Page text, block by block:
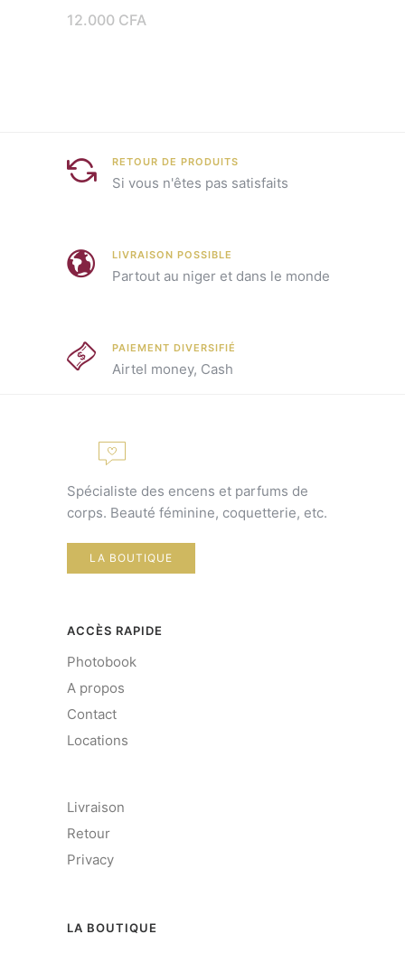
12.000 CFA
RETOUR DE PRODUITS
Si vous n'êtes pas satisfaits
LIVRAISON POSSIBLE
Partout au niger et dans le monde
PAIEMENT DIVERSIFIÉ
Airtel money, Cash
Spécialiste des encens et parfums de
corps. Beauté féminine, coquetterie, etc.
LA BOUTIQUE
ACCÈS RAPIDE
Photobook
A propos
Contact
Locations
Livraison
Retour
Privacy
LA BOUTIQUE